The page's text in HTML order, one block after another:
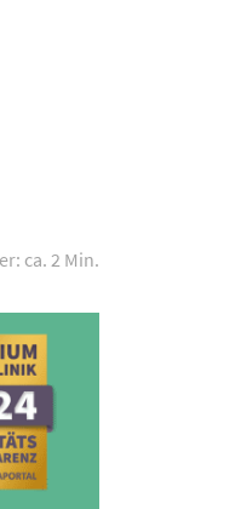
ca. 2 Min.